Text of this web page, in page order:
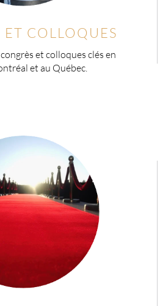
ET COLLOQUES
et colloques clés en
et au Québec.